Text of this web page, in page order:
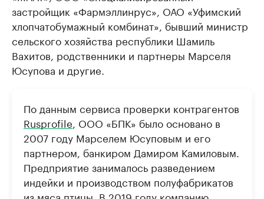
застройщик «Фармэллинрус», ОАО «Уфимский
хлопчатобумажный комбинат», бывший министр
сельского хозяйства республики Шамиль
Вахитов, родственники и партнеры Марселя
Юсупова и другие.
По данным сервиса проверки контрагентов
Rusprofile , ООО «БПК» было основано в
2007 году Марселем Юсуповым и его
партнером, банкиром Дамиром Камиловым.
Предприятие занималось разведением
индейки и производством полуфабрикатов
из мяса птицы. В 2019 году компанию